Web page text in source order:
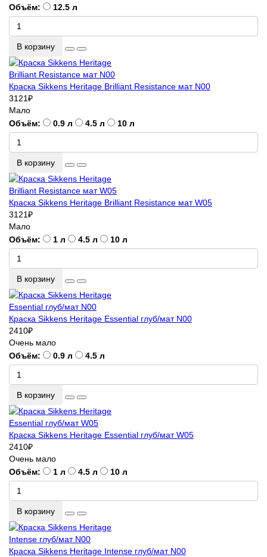
Объём:
12.5 л
В корзину
Краска Sikkens Heritage Brilliant Resistance мат N00
3121₽
Мало
Объём:
0.9 л 4.5 л 10 л
В корзину
Краска Sikkens Heritage Brilliant Resistance мат W05
3121₽
Мало
Объём:
1 л 4.5 л 10 л
В корзину
Краска Sikkens Heritage Essential глуб/мат N00
2410₽
Очень мало
Объём:
0.9 л 4.5 л
В корзину
Краска Sikkens Heritage Essential глуб/мат W05
2410₽
Очень мало
Объём:
1 л 4.5 л 10 л
В корзину
Краска Sikkens Heritage Intense глуб/мат N00